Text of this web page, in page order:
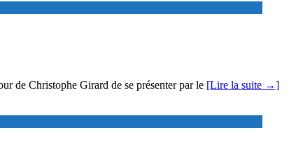
de Christophe Girard de se présenter par le [Lire la suite →]